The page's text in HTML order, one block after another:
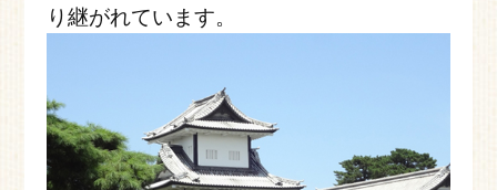
り継がれています。